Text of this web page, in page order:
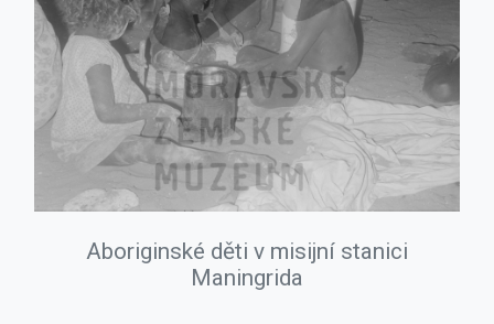
Aboriginské děti v misijní stanici
Maningrida